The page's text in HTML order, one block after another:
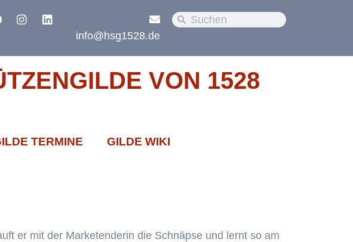
info@hsg1528.de
VON 1528
TERMINE GILDE WIKI
er mit der Marketenderin die Schnäpse und lernt so am